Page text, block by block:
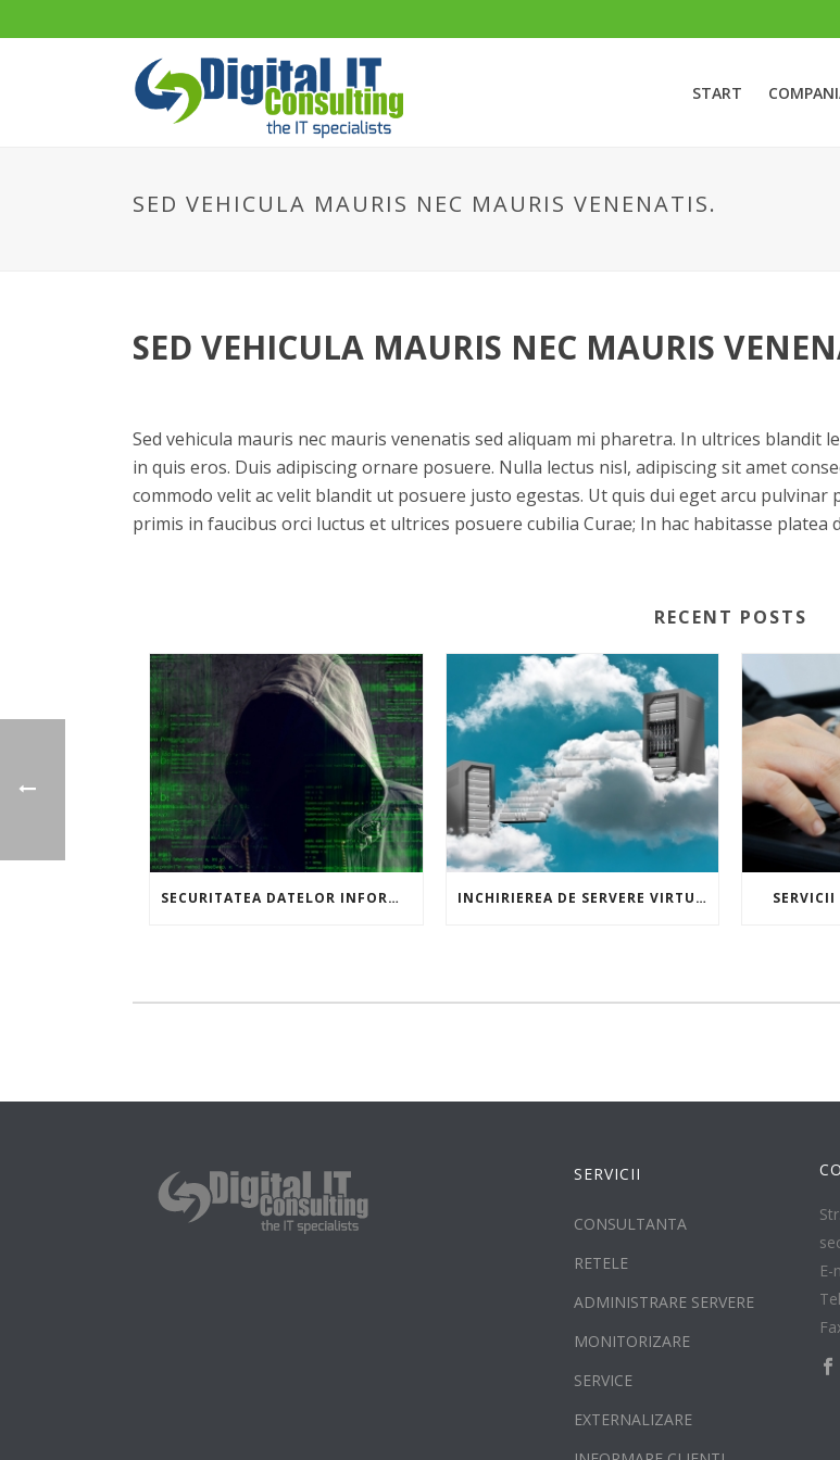
START
SED VEHICULA MAURIS NEC MAURIS VENENATIS.
SED VEHICULA MAURIS NEC MAURIS
Sed vehicula mauris nec mauris venenatis sed aliquam mi pharetra. In ultrices blandit
in quis eros. Duis adipiscing ornare posuere. Nulla lectus nisl, adipiscing sit amet
commodo velit ac velit blandit ut posuere justo egestas. Ut quis dui eget arcu
primis in faucibus orci luctus et ultrices posuere cubilia Curae; In hac habitasse platea
RECENT POSTS
SECURITATEA DATELOR INFORMATICE INCHIRIEREA DE SERVERE VIRTUALE
SERVICII
CONSULTANTA
RETELE
ADMINISTRARE SERVERE
MONITORIZARE
SERVICE
EXTERNALIZARE